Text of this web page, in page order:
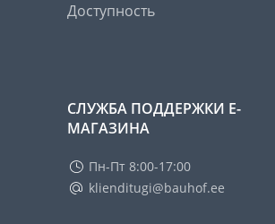
Доступность
СЛУЖБА ПОДДЕРЖКИ Е-
МАГАЗИНА
Пн-Пт 8:00-17:00
klienditugi@bauhof.ee